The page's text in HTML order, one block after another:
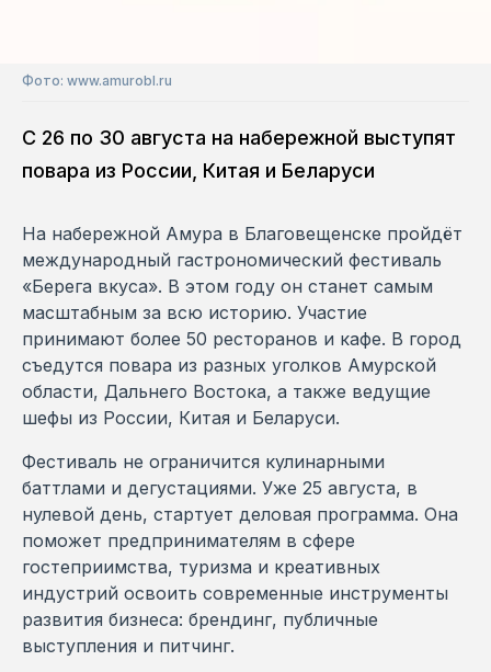
Фото: www.amurobl.ru
С 26 по 30 августа на набережной выступят
повара из России, Китая и Беларуси
На набережной Амура в Благовещенске пройдёт
международный гастрономический фестиваль
«Берега вкуса». В этом году он станет самым
масштабным за всю историю. Участие
принимают более 50 ресторанов и кафе. В город
съедутся повара из разных уголков Амурской
области, Дальнего Востока, а также ведущие
шефы из России, Китая и Беларуси.
Фестиваль не ограничится кулинарными
баттлами и дегустациями. Уже 25 августа, в
нулевой день, стартует деловая программа. Она
поможет предпринимателям в сфере
гостеприимства, туризма и креативных
индустрий освоить современные инструменты
развития бизнеса: брендинг, публичные
выступления и питчинг.